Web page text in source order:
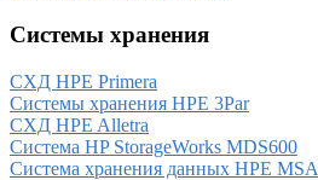
Системы хранения
СХД HPE Primera
Системы хранения HPE 3Par
СХД HPE Alletra
Система HP StorageWorks MDS600
Система хранения данных HPE MSA